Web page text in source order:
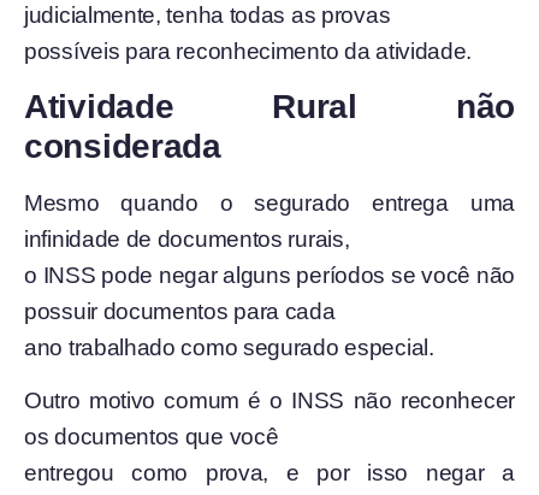
judicialmente, tenha todas as provas
possíveis para reconhecimento da atividade.
Atividade Rural não
considerada
Mesmo quando o segurado entrega uma
infinidade de documentos rurais,
o INSS pode negar alguns períodos se você não
possuir documentos para cada
ano trabalhado como segurado especial.
Outro motivo comum é o INSS não reconhecer
os documentos que você
entregou como prova, e por isso negar a